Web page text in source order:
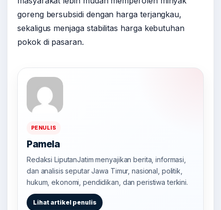
goreng bersubsidi dengan harga terjangkau,
sekaligus menjaga stabilitas harga kebutuhan
pokok di pasaran.
PENULIS
Pamela
Redaksi LiputanJatim menyajikan berita, informasi,
dan analisis seputar Jawa Timur, nasional, politik,
hukum, ekonomi, pendidikan, dan peristiwa terkini.
Lihat artikel penulis